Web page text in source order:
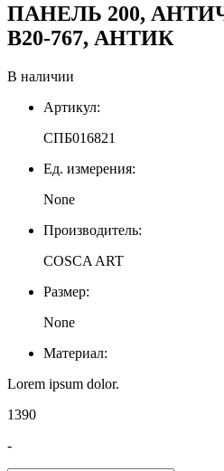
ПАНЕЛЬ 200,
B20-767, АНТИК
В наличии
Артикул:
СПБ016821
Ед. измерения:
None
Производитель:
COSCA ART
Размер:
None
Материал:
Lorem ipsum dolor.
1390
-